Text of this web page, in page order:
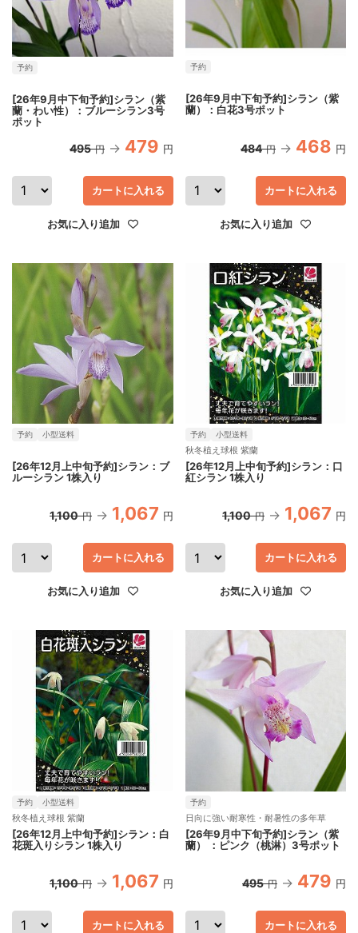
予約
[26年9月中下旬予約]シラン（紫
蘭・わい性）：ブルーシラン3号
ポット
495 円 479 円
お気に入り追加
カートに入れる
予約
[26年9月中下旬予約]シラン（紫
蘭）：白花3号ポット
484 円 468 円
お気に入り追加
カートに入れる
予約 小型送料
[26年12月上中旬予約]シラン：ブ
ルーシラン 1株入り
1,100 円 1,067 円
お気に入り追加
カートに入れる
予約 小型送料
秋冬植え球根 紫蘭
[26年12月上中旬予約]シラン：口
紅シラン 1株入り
1,100 円 1,067 円
お気に入り追加
カートに入れる
予約 小型送料
秋冬植え球根 紫蘭
[26年12月上中旬予約]シラン：白
花斑入りシラン 1株入り
1,100 円 1,067 円
カートに入れる
予約
日向に強い耐寒性・耐暑性の多年草
[26年9月中下旬予約]シラン（紫
蘭） ：ピンク（桃淋）3号ポット
495 円 479 円
カートに入れる